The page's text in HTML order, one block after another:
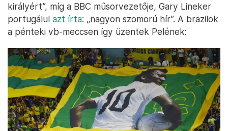
királyért”, míg a BBC műsorvezetője, Gary Lineker
portugálul azt írta: „nagyon szomorú hír”. A brazilok
a pénteki vb-meccsen így üzentek Pelének: